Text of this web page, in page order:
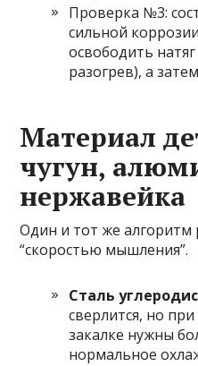
Проверка №3:
сильной
освободить
разогрев), а
Материал
чугун,
нержавейка
Один и тот же алгоритм
“скоростью мышления”.
Сталь
сверлится, но
закалке нужны
нормальное